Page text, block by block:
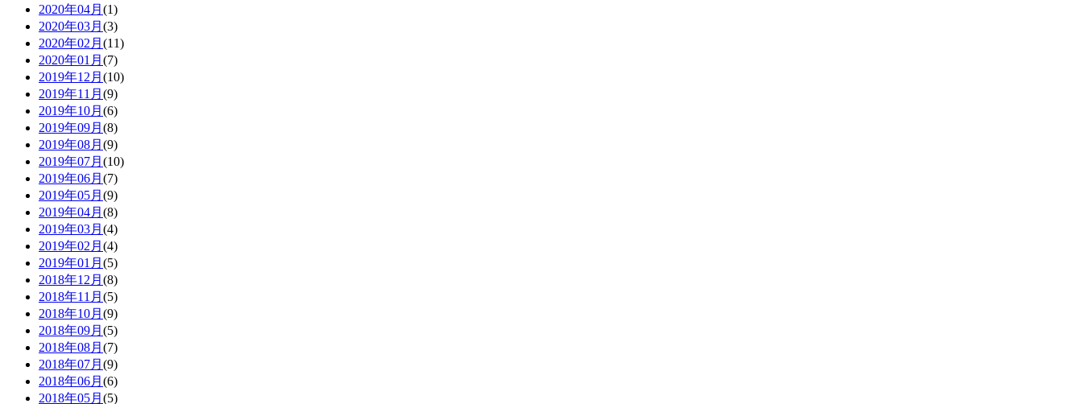
2020年04月 (1)
2020年03月 (3)
2020年02月 (11)
2020年01月 (7)
2019年12月 (10)
2019年11月 (9)
2019年10月 (6)
2019年09月 (8)
2019年08月 (9)
2019年07月 (10)
2019年06月 (7)
2019年05月 (9)
2019年04月 (8)
2019年03月 (4)
2019年02月 (4)
2019年01月 (5)
2018年12月 (8)
2018年11月 (5)
2018年10月 (9)
2018年09月 (5)
2018年08月 (7)
2018年07月 (9)
2018年06月 (6)
2018年05月 (5)